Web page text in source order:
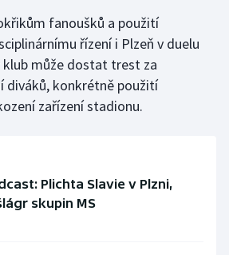
fanoušků a použití
řízení i Plzeň v duelu
klub může dostat trest za
diváků, konkrétně použití
zařízení stadionu.
Plichta Slavie v Plzni,
skupin MS